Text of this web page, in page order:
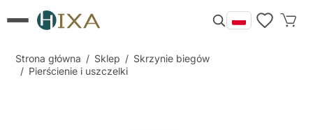
Strona główna / Sklep / Skrzynie biegów
/ Pierścienie i uszczelki